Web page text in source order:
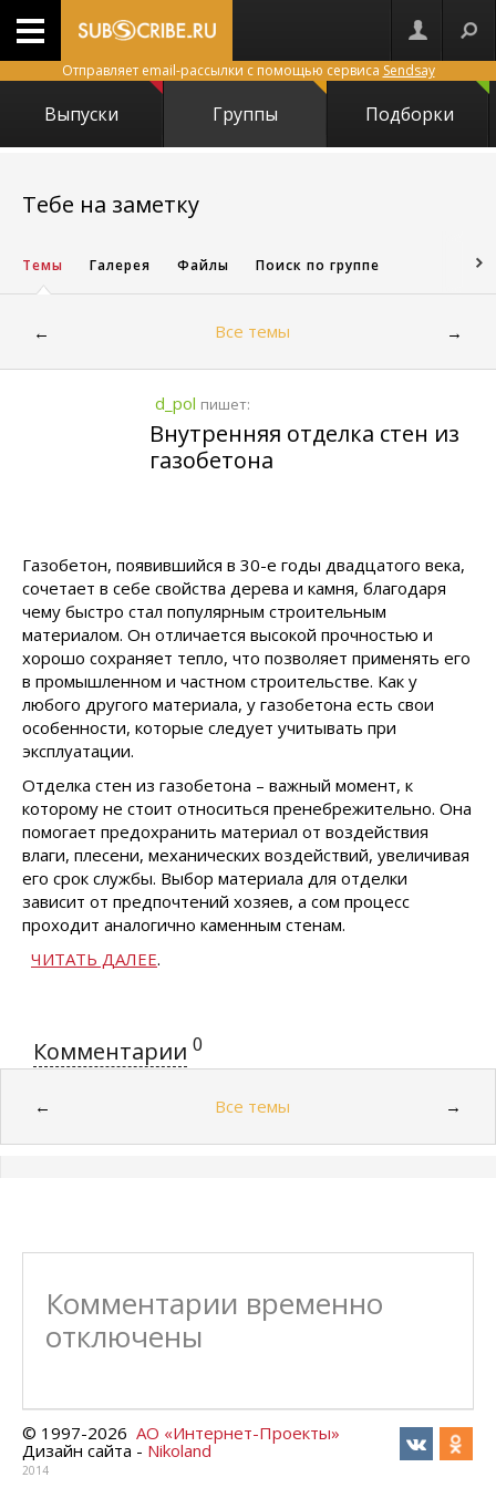
Отправляет email-рассылки с помощью сервиса Sendsay
Выпуски Группы Подборки
Тебе на заметку
Темы Галерея Файлы Поиск по группе
← Все темы →
d_pol пишет:
Внутренняя отделка стен из
газобетона
Газобетон, появившийся в 30-е годы двадцатого века,
сочетает в себе свойства дерева и камня, благодаря
чему быстро стал популярным строительным
материалом. Он отличается высокой прочностью и
хорошо сохраняет тепло, что позволяет применять его
в промышленном и частном строительстве. Как у
любого другого материала, у газобетона есть свои
особенности, которые следует учитывать при
эксплуатации.
Отделка стен из газобетона – важный момент, к
которому не стоит относиться пренебрежительно. Она
помогает предохранить материал от воздействия
влаги, плесени, механических воздействий, увеличивая
его срок службы. Выбор материала для отделки
зависит от предпочтений хозяев, а сом процесс
проходит аналогично каменным стенам.
ЧИТАТЬ ДАЛЕЕ.
Комментарии 0
← Все темы →
Комментарии временно
отключены
© 1997-2026 АО «Интернет-Проекты»
Дизайн сайта - Nikoland
2014